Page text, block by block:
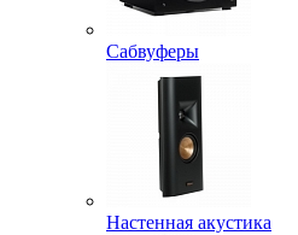
Сабвуферы
Настенная акустика